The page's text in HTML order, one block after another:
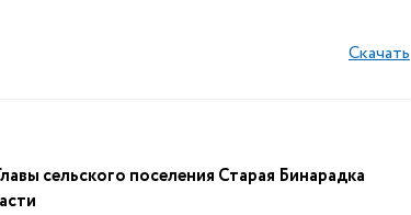
Скачать
сельского поселения Старая Бинарадка